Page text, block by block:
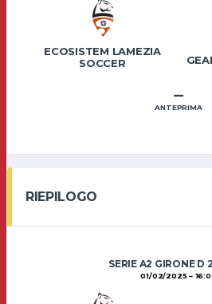
ECOSISTEM LAMEZIA
SOCCER
–
ANTEPRIMA
RIEPILOGO
SERIE A2 GIRONE D
01/02/2025